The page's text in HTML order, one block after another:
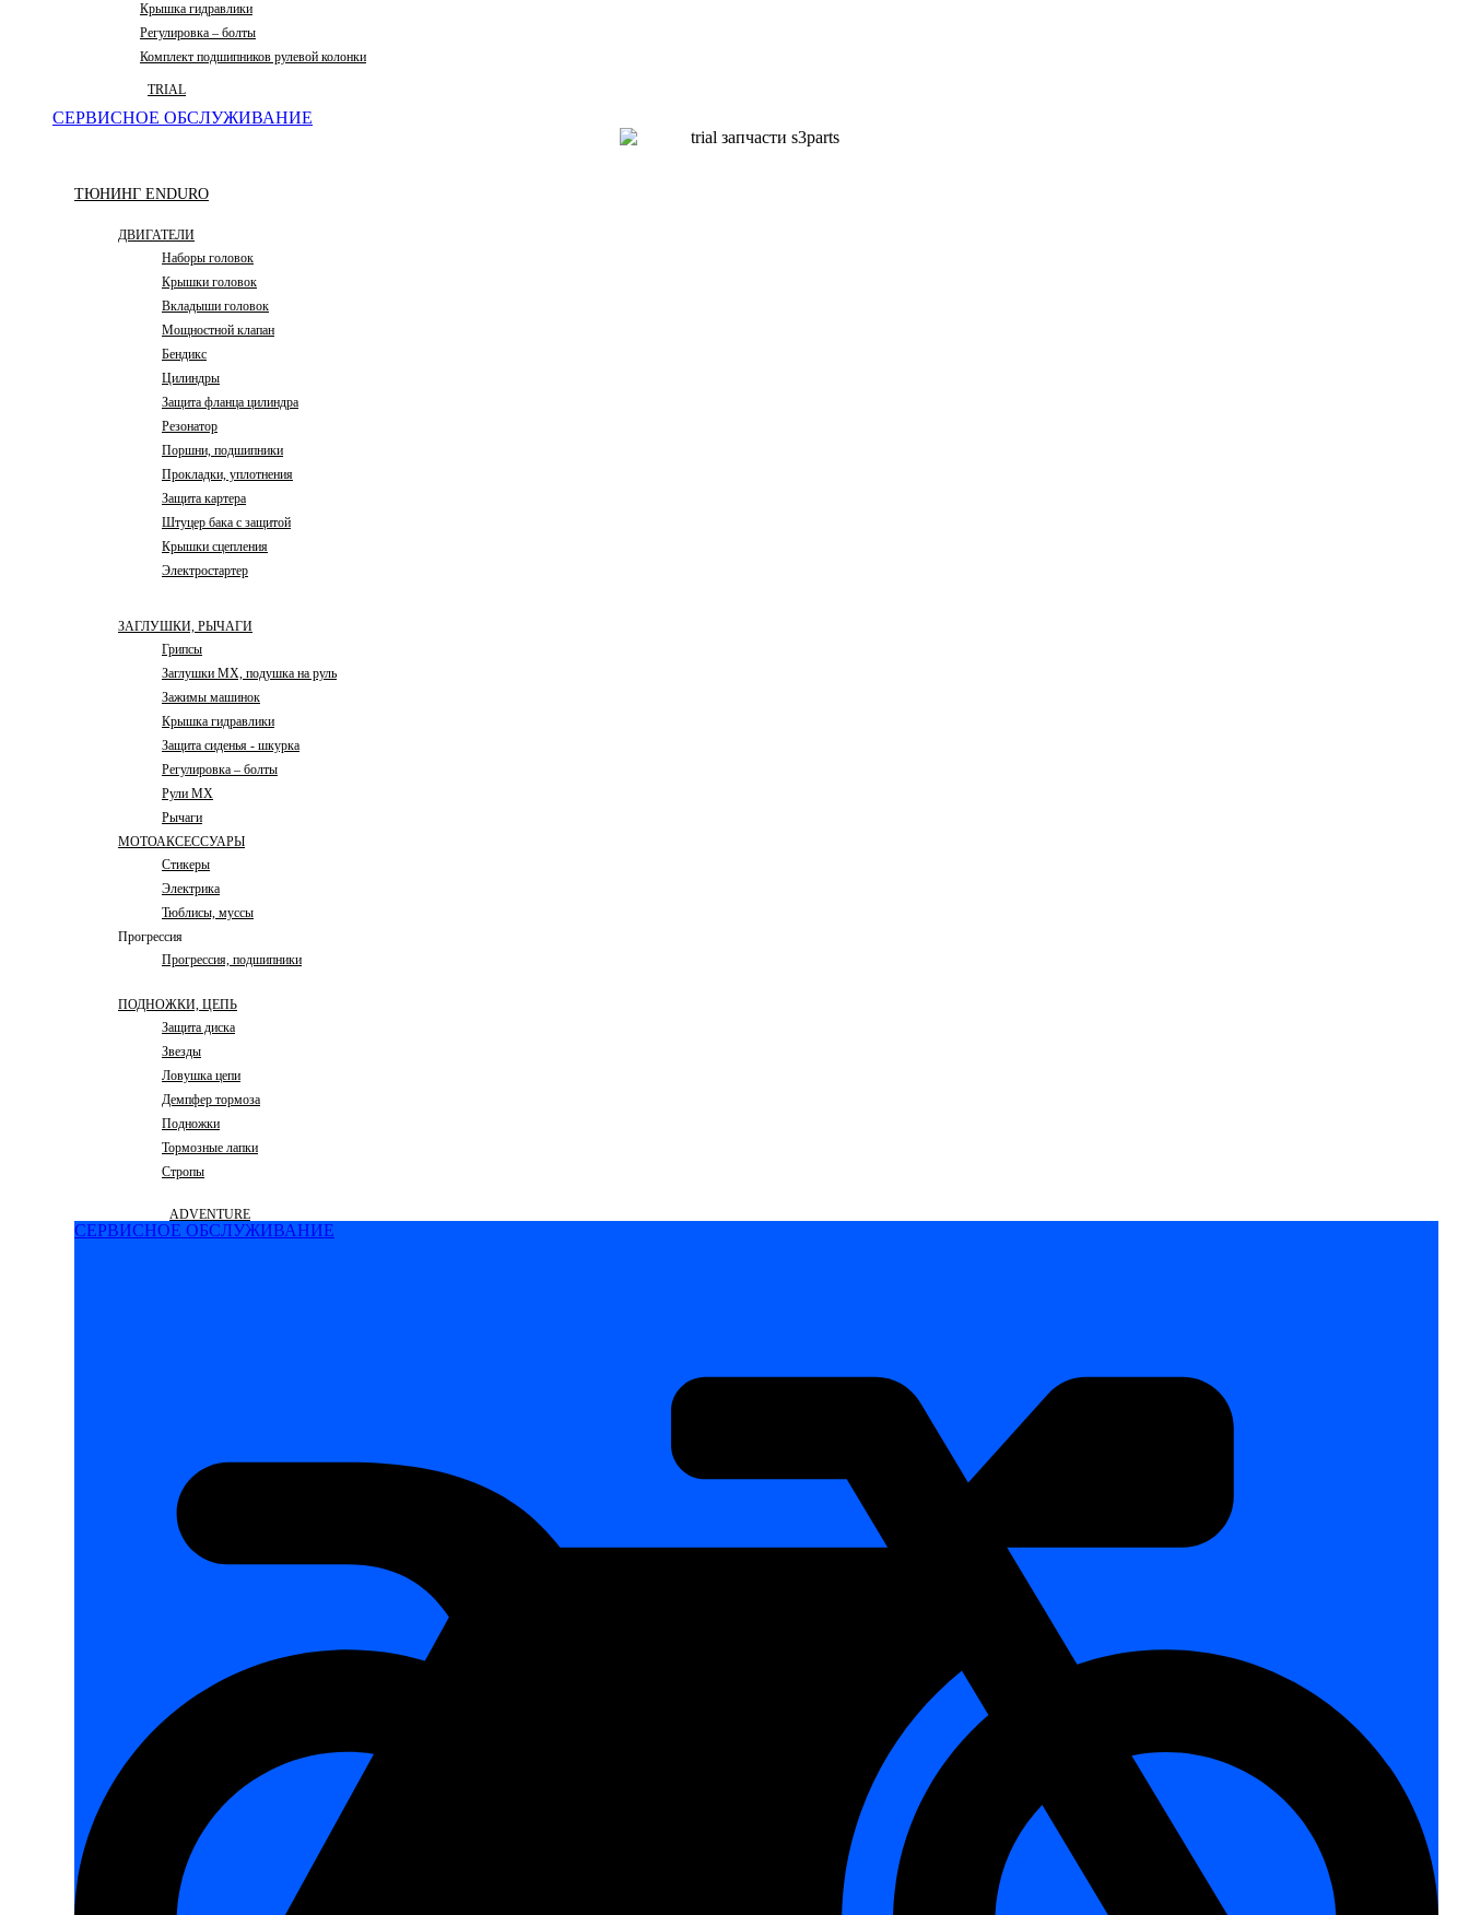
Крышка гидравлики
Регулировка – болты
Комплект подшипников рулевой колонки
TRIAL
СЕРВИСНОЕ ОБСЛУЖИВАНИЕ
ТЮНИНГ ENDURO
ДВИГАТЕЛИ
Наборы головок
Крышки головок
Вкладыши головок
Мощностной клапан
Бендикс
Цилиндры
Защита фланца цилиндра
Резонатор
Поршни, подшипники
Прокладки, уплотнения
Защита картера
Штуцер бака с защитой
Крышки сцепления
Электростартер
ЗАГЛУШКИ, РЫЧАГИ
Грипсы
Заглушки MX, подушка на руль
Зажимы машинок
Крышка гидравлики
Защита сиденья - шкурка
Регулировка – болты
Рули MX
Рычаги
МОТОАКСЕССУАРЫ
Стикеры
Электрика
Тюблисы, муссы
Прогрессия
Прогрессия, подшипники
ПОДНОЖКИ, ЦЕПЬ
Защита диска
Звезды
Ловушка цепи
Демпфер тормоза
Подножки
Тормозные лапки
Стропы
ADVENTURE
СЕРВИСНОЕ ОБСЛУЖИВАНИЕ